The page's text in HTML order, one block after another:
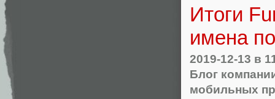
Итоги
имена
2019-12-13 в
Блог
мобильных